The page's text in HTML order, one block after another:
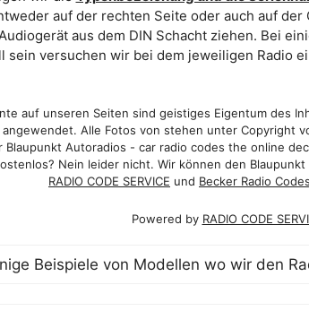
auf der rechten Seite oder auch auf
aus dem DIN Schacht ziehen. Bei
sein versuchen wir bei dem jeweiligen Radio
auf unseren Seiten sind geistiges Eigentum des
angewendet. Alle Fotos von stehen unter Copyright
Blaupunkt Autoradios - car radio codes the online
Nein leider nicht. Wir können den
RADIO CODE SERVICE und Becker Radio Codes
Powered by RADIO CODE